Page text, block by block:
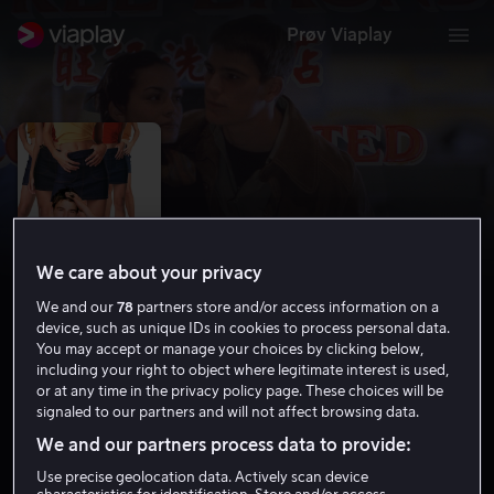
Prøv Viaplay
40 dager og 40 netter
15 år
HD
We care about your privacy
We and our78 partners store and/or access information on a
device, such as unique IDs in cookies to process personal data.
You may accept or manage your choices by clicking below,
including your right to object where legitimate interest is used,
or at any time in the privacy policy page. These choices will be
signaled to our partners and will not affect browsing data.
We and our partners process data to provide:
Use precise geolocation data. Actively scan device